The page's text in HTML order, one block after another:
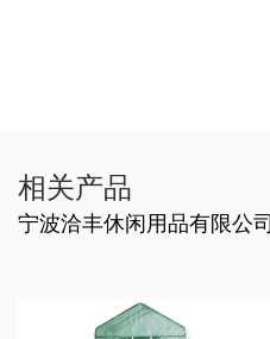
相关产品
宁波洽丰休闲用品有限公司